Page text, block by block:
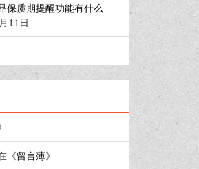
保质期提醒功能有什么
11日
《留言薄》